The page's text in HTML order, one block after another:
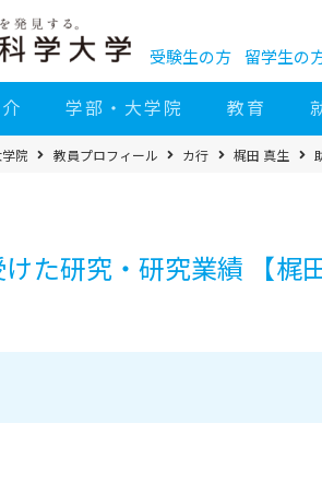
受験生の方 留学生の
学部・大学院 教育
院 教員プロフィール カ行 梶田 真生
た研究・研究業績 【梶田